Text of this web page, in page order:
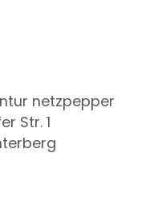
netzpepper
Str. 1